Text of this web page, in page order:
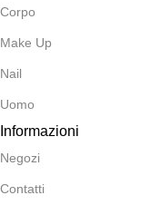
Corpo
Make Up
Nail
Uomo
Informazioni
Negozi
Contatti